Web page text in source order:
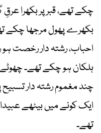
چکے تھے، قبر پر بکھرا
بکھرے پھول مرجھا چکے
احباب، رشتہ دار رخصت ہو
ہلکان ہو چکے تھے۔
چند مغموم رشتہ دار
ایک کونے میں بیٹھے
تھے۔